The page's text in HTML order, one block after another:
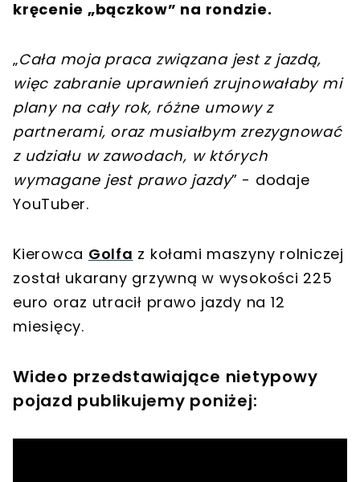
kręcenie „bączkow” na rondzie.
„Cała moja praca związana jest z jazdą,
więc zabranie uprawnień zrujnowałaby mi
plany na cały rok, różne umowy z
partnerami, oraz musiałbym zrezygnować
z udziału w zawodach, w których
wymagane jest prawo jazdy” - dodaje
YouTuber.
Kierowca Golfa z kołami maszyny rolniczej
został ukarany grzywną w wysokości 225
euro oraz utracił prawo jazdy na 12
miesięcy.
Wideo przedstawiające nietypowy
pojazd publikujemy poniżej: